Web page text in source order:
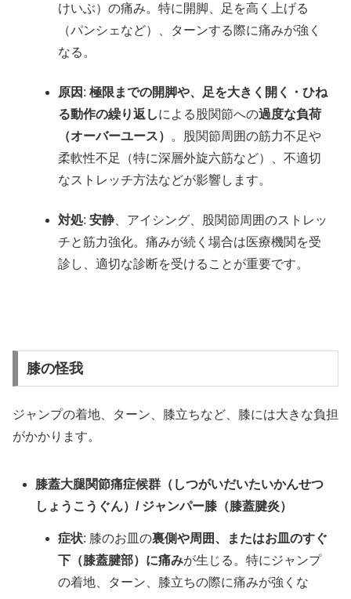
けいぶ）の痛み。特に開脚、足を高く上げる
（パンシェなど）、ターンする際に痛みが強く
なる。
原因 :極限までの開脚や、足を大きく開く・ひね
る動作の繰り返しによる股関節への過度な負荷
（オーバーユース） 。股関節周囲の筋力不足や
柔軟性不足（特に深層外旋六筋など）、不適切
なストレッチ方法などが影響します。
対処:安静、アイシング、股関節周囲のストレッ
チと筋力強化。痛みが続く場合は医療機関を受
診し、適切な診断を受けることが重要です。
膝の怪我
ジャンプの着地、ターン、膝立ちなど、膝には大きな負担
がかかります。
膝蓋大腿関節痛症候群（しつがいだいたいかんせつ
しょうこうぐん）/ ジャンパー膝（膝蓋腱炎）
症状: 膝のお皿の裏側や周囲、またはお皿のすぐ
下（膝蓋腱部）に痛みが生じる。特にジャンプ
の着地、ターン、膝立ちの際に痛みが強くな